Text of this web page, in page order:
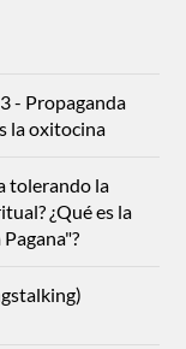
- Propaganda
la oxitocina
tolerando la
¿Qué es la